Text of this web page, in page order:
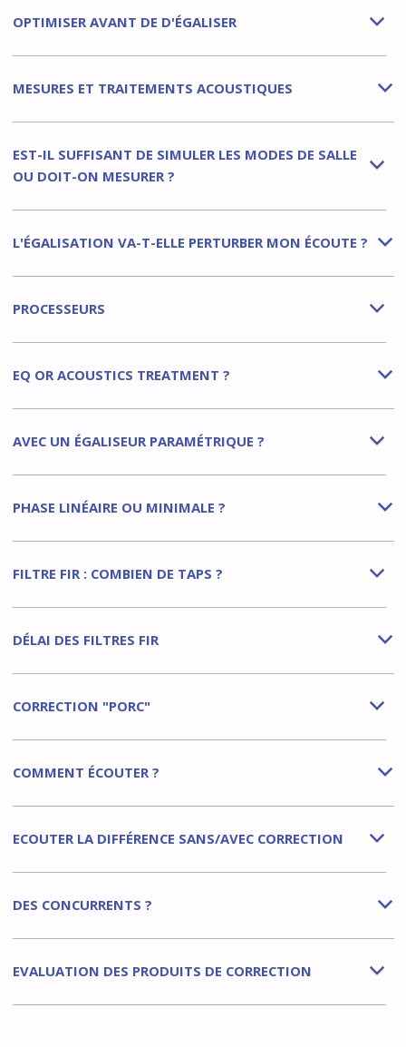
b
OPTIMISER AVANT DE D'ÉGALISER
b
MESURES ET TRAITEMENTS ACOUSTIQUES
b
EST-IL SUFFISANT DE SIMULER LES MODES DE SALLE
OU DOIT-ON MESURER ?
b
L'ÉGALISATION VA-T-ELLE PERTURBER MON ÉCOUTE ?
b
PROCESSEURS
b
EQ OR ACOUSTICS TREATMENT ?
b
AVEC UN ÉGALISEUR PARAMÉTRIQUE ?
b
PHASE LINÉAIRE OU MINIMALE ?
b
FILTRE FIR : COMBIEN DE TAPS ?
b
DÉLAI DES FILTRES FIR
b
CORRECTION "PORC"
b
COMMENT ÉCOUTER ?
b
ECOUTER LA DIFFÉRENCE SANS/AVEC CORRECTION
b
DES CONCURRENTS ?
b
EVALUATION DES PRODUITS DE CORRECTION